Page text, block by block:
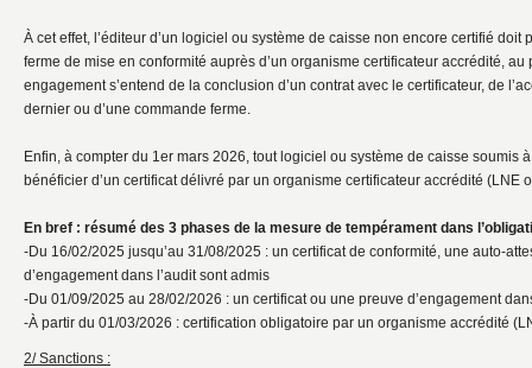
À cet effet, l’éditeur d’un logiciel ou système de caisse non encore certifié doit
ferme de mise en conformité auprès d’un organisme certificateur accrédité,
engagement s’entend de la conclusion d’un contrat avec le certificateur, de
dernier ou d’une commande ferme.
Enfin, à compter du 1er mars 2026, tout logiciel ou système de caisse soumis
bénéficier d’un certificat délivré par un organisme certificateur accrédité (LNE
En bref : résumé des 3 phases de la mesure de tempérament dans
-Du 16/02/2025 jusqu’au 31/08/2025 : un certificat de conformité, une auto-
d’engagement dans l’audit sont admis
-Du 01/09/2025 au 28/02/2026 : un certificat ou une preuve d’engagement
-À partir du 01/03/2026 : certification obligatoire par un organisme accrédité
2/ Sanctions :